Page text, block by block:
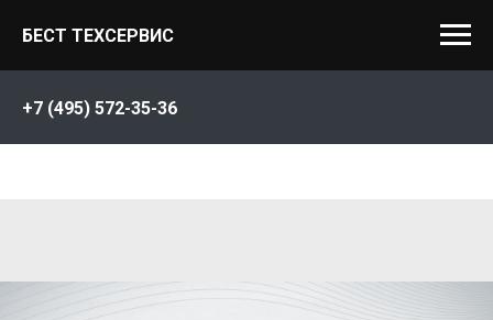
БЕСТ ТЕХСЕРВИС
+7 (495) 572-35-36